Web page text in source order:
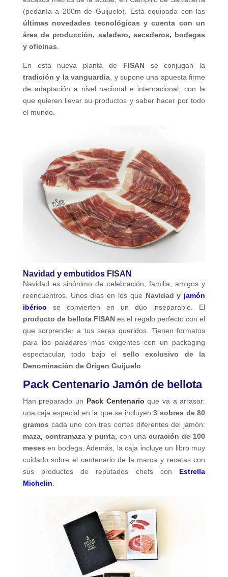
(pedanía a 200m de Guijuelo). Está equipada con las
últimas novedades tecnológicas y cuenta con un
área de producción, saladero, secaderos, bodegas
y oficinas.
En esta nueva planta de FISANse conjugan la
tradición y la vanguardia, y supone una apuesta firme
de adaptación a nivel nacional e internacional, con la
que quieren llevar su productos y saber hacer por todo
el mundo.
Navidad y embutidos FISAN
Navidad es sinónimo de celebración, familia, amigos y
reencuentros. Unos días en los que Navidad y jamón
ibérico se convierten en un dúo inseparable. El
producto de bellota FISAN es el regalo perfecto con el
que sorprender a tus seres queridos. Tienen formatos
para los paladares más exigentes con un packaging
espectacular, todo bajo el sello exclusivo de la
Denominación de Origen Guijuelo
Pack Centenario Jamón de bellota
Han preparado un Pack Centenario que va a arrasar:
una caja especial en la que se incluyen3 sobres de 80
gramos cada uno con tres cortes diferentes del jamón:
maza, contramaza y punta, con unacuración de 100
meses en bodega. Además, la caja incluye un libro muy
cuidado sobre el centenario de la marca y recetas con
sus productos de reputados chefs con Estrella
Michelin